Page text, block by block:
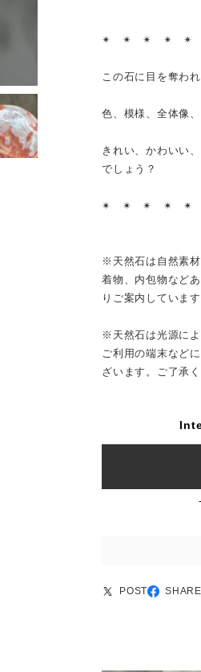
✴︎ ✴︎ ✴︎ ✴︎ ✴︎
この石に目を奪わ
色、模様、全体像
きれい、かわいい
でしょう？
✴︎ ✴︎ ✴︎ ✴︎ ✴︎
※天然石は自然素
着物、内包物など
りご案内していま
※天然石は光源に
ご利用の端末など
ざいます。ご了承く
POST SHARE